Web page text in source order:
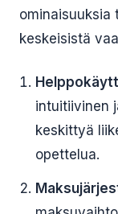
ominaisuuksia
keskeisistä
intuitiivinen
keskittyä
opettelua.